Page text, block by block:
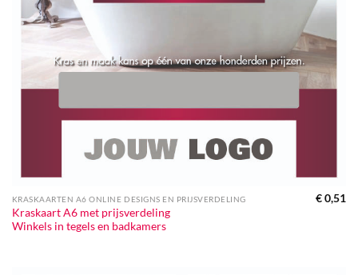
KRASKAARTEN A6 ONLINE DESIGNS EN PRIJSVERDELING
Kraskaart A6 met prijsverdeling
Winkels in tegels en badkamers
€0,51